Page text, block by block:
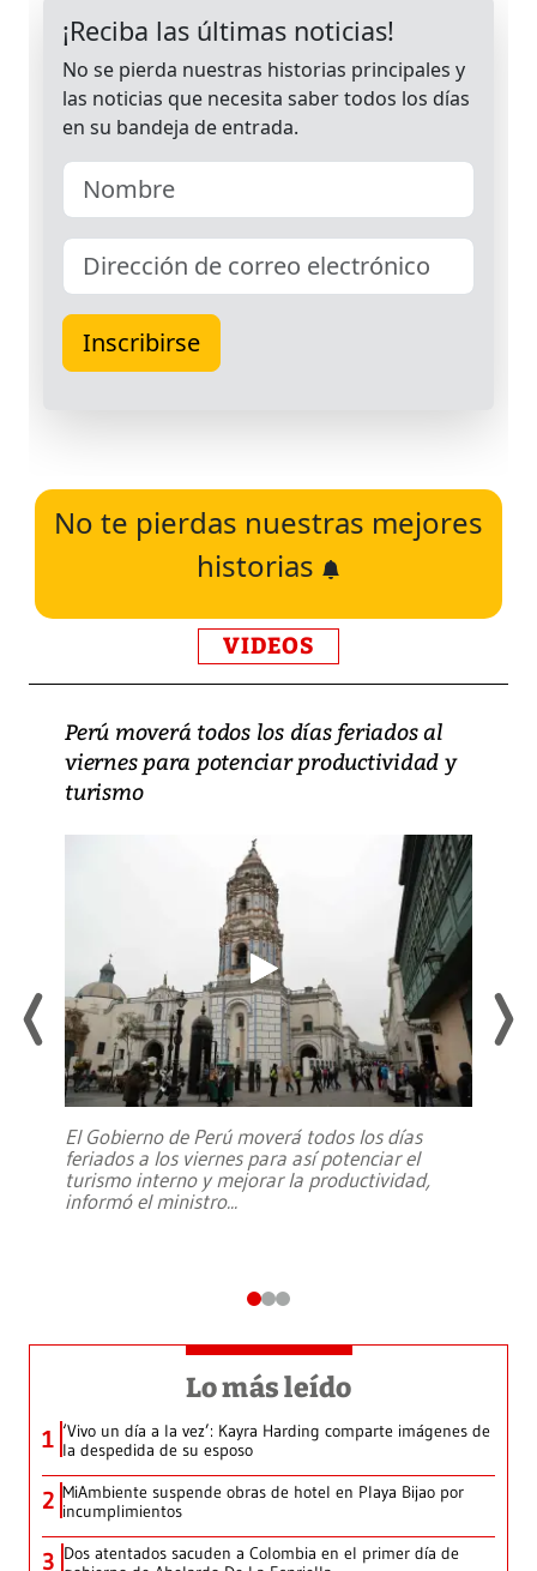
No te pierdas nuestras mejores
historias
VIDEOS
Perú moverá todos los días feriados al
viernes para potenciar productividad y
turismo
El Gobierno de Perú moverá todos los días
feriados a los viernes para así potenciar el
turismo interno y mejorar la productividad,
informó el ministro...
Lo más leído
1 ‘Vivo un día a la vez’: Kayra Harding comparte imágenes de
la despedida de su esposo
2 MiAmbiente suspende obras de hotel en Playa Bijao por
incumplimientos
3 Dos atentados sacuden a Colombia en el primer día de